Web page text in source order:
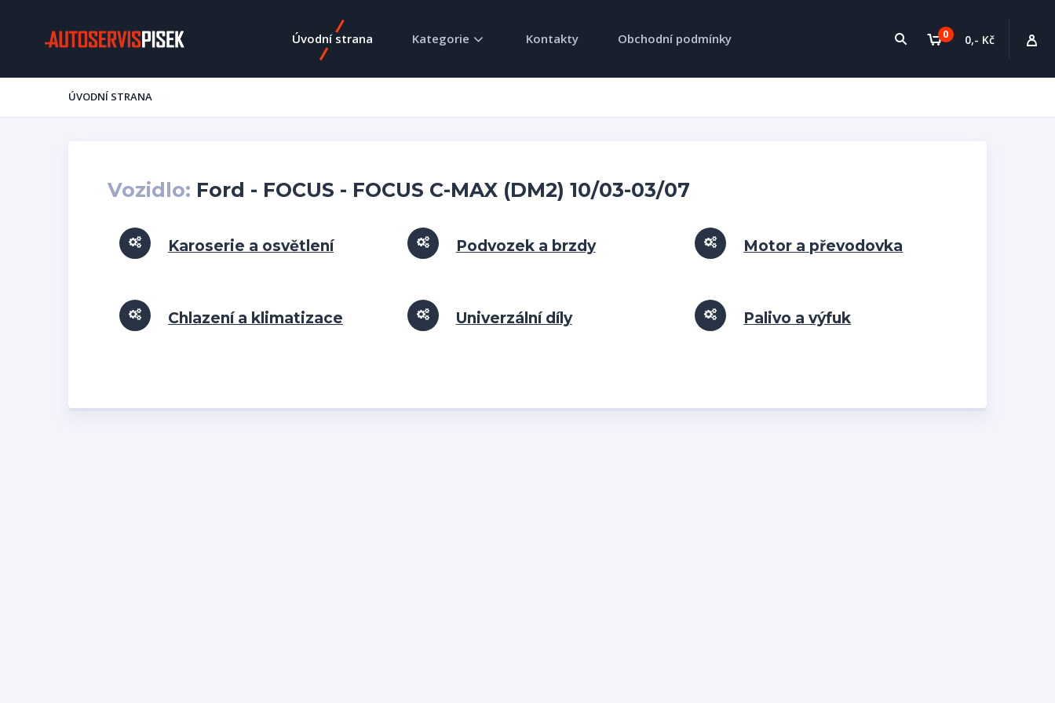
0 0,- Kč
Úvodní strana Kategorie Kontakty Obchodní podmínky
ÚVODNÍ STRANA
Vozidlo: Ford - FOCUS - FOCUS C-MAX (DM2) 10/03-03/07
Karoserie a osvětlení Podvozek a brzdy Motor a převodovka
Chlazení a klimatizace Univerzální díly Palivo a výfuk